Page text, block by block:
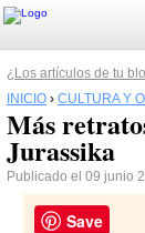
¿Los artículos de tu
INICIO › CULTURA Y
Más
Jurassika
Publicado el 09 junio
Save